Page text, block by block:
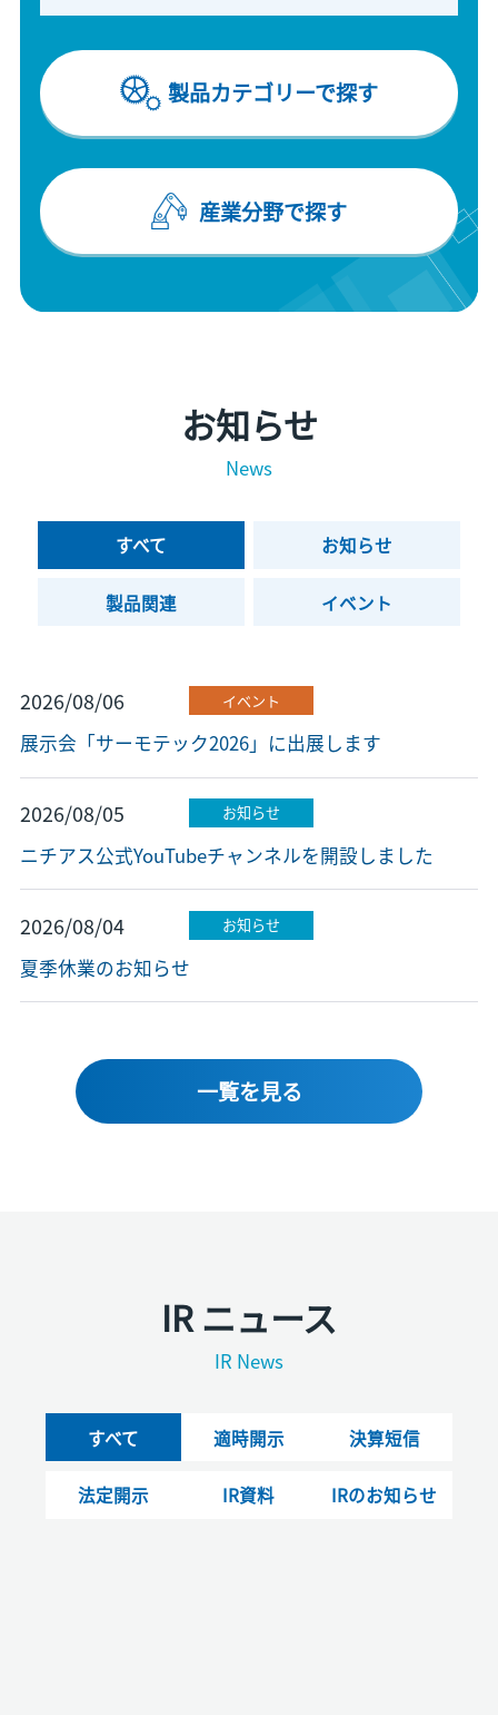
製品カテゴリーで探す
産業分野で探す
お知らせ
News
すべて お知らせ
製品関連 イベント
2026/08/06 イベント
展示会「サーモテック2026」に出展します
2026/08/05 お知らせ
ニチアス公式YouTubeチャンネルを開設しました
2026/08/04 お知らせ
夏季休業のお知らせ
一覧を見る
IR ニュース
IR News
すべて 適時開示 決算短信
法定開示 IR資料 IRのお知らせ